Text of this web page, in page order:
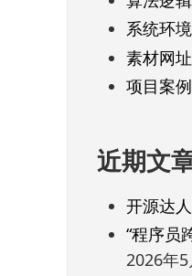
系统环境
素材网址
项目案例
近期文
开源达
“程序员
2026年5